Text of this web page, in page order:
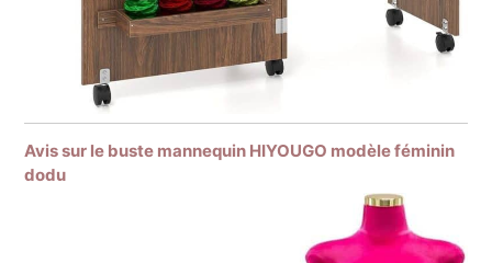
Avis sur le buste mannequin HIYOUGO modèle féminin
dodu